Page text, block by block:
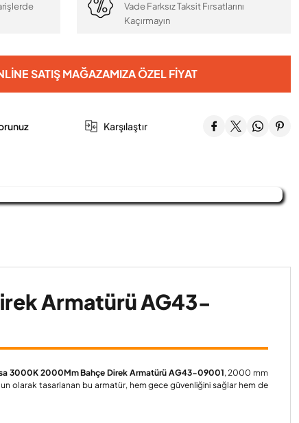
Vade Farksız Taksit Fırsatlarını
Kaçırmayın
SATIŞ MAĞAZAMIZA ÖZEL FIYAT
Karşılaştır
Armatürü AG43-
3000K 2000Mm Bahçe Direk Armatürü AG43-09001, 2000 mm
olarak tasarlanan bu armatür, hem gece güvenliğini sağlar hem de